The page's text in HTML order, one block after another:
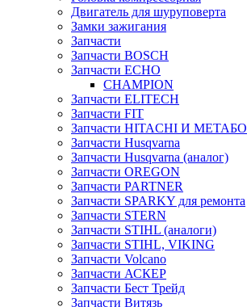
Двигатель для шуруповерта
Замки зажигания
Запчасти
Запчасти BOSCH
Запчасти ECHO
CHAMPION
Запчасти ELITECH
Запчасти FIT
Запчасти HITACHI И МЕТАБО
Запчасти Husqvarna
Запчасти Husqvarna (аналог)
Запчасти OREGON
Запчасти PARTNER
Запчасти SPARKY для ремонта
Запчасти STERN
Запчасти STIHL (аналоги)
Запчасти STIHL, VIKING
Запчасти Volcano
Запчасти АСКЕР
Запчасти Бест Трейд
Запчасти Витязь